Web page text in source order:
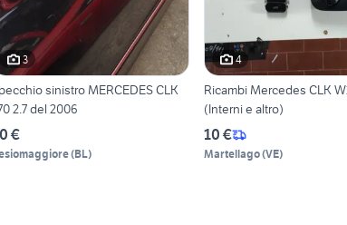
3
sinistro MERCEDES CLK
2.7 del 2006
€
(BL)
4
Ricambi Mercedes CLK
(Interni e altro)
10 €
Martellago(VE)